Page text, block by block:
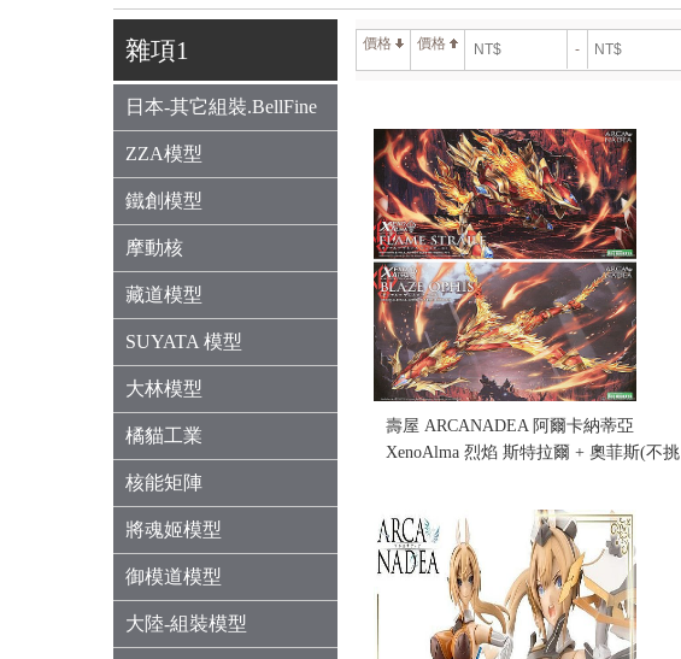
雜項1
日本-其它組裝.BellFine
ZZA模型
鐵創模型
摩動核
藏道模型
SUYATA 模型
大林模型
橘貓工業
核能矩陣
將魂姬模型
御模道模型
大陸-組裝模型
價格 價格 -
壽屋 ARCANADEA 阿爾卡納蒂亞
XenoAlma 烈焰 斯特拉爾 + 奧菲斯(不挑